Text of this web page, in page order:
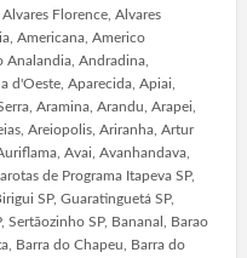
Florence, Alvares
Americana, Americo
Analandia, Andradina,
d'Oeste, Aparecida, Apiai,
Aramina, Arandu, Arapei,
Areiopolis, Ariranha, Artur
Avai, Avanhandava,
de Programa Itapeva SP,
SP, Guaratinguetá SP,
Sertãozinho SP, Bananal, Barao
Barra do Chapeu, Barra do